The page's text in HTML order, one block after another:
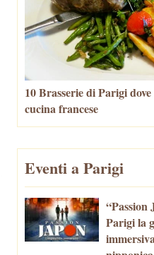
10 Brasserie di Parigi
cucina francese
Eventi a Parigi
“Passion
Parigi la